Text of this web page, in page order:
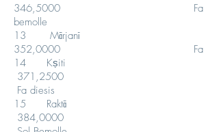
346,5000 Fa
bemolle
13 Mārjanī
352,0000 Fa
14 Kṣiti
371,2500
Fa diesis
15 Raktā
384,0000